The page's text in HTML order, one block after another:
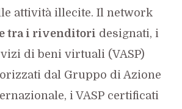
attività illecite. Il network
tra i rivenditori designati, i
di beni virtuali (VASP)
dal Gruppo di Azione
i VASP certificati